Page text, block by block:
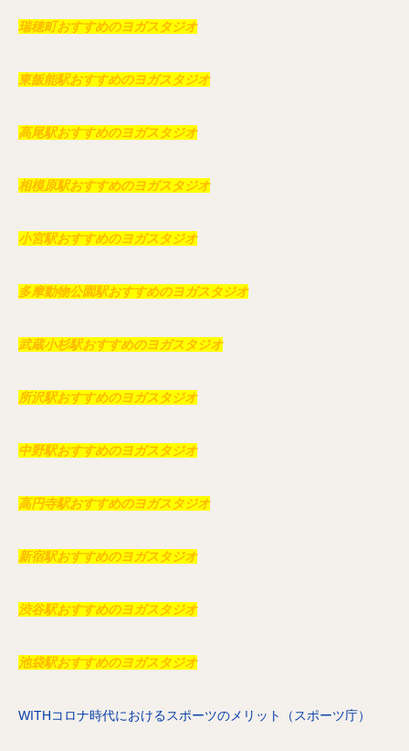
瑞穂町おすすめのヨガスタジオ
東飯能駅おすすめのヨガスタジオ
高尾駅おすすめのヨガスタジオ
相模原駅おすすめのヨガスタジオ
小宮駅おすすめのヨガスタジオ
多摩動物公園駅おすすめのヨガスタジオ
武蔵小杉駅おすすめのヨガスタジオ
所沢駅おすすめのヨガスタジオ
中野駅おすすめのヨガスタジオ
高円寺駅おすすめのヨガスタジオ
新宿駅おすすめのヨガスタジオ
渋谷駅おすすめのヨガスタジオ
池袋駅おすすめのヨガスタジオ
WITHコロナ時代におけるスポーツのメリット（スポーツ庁）